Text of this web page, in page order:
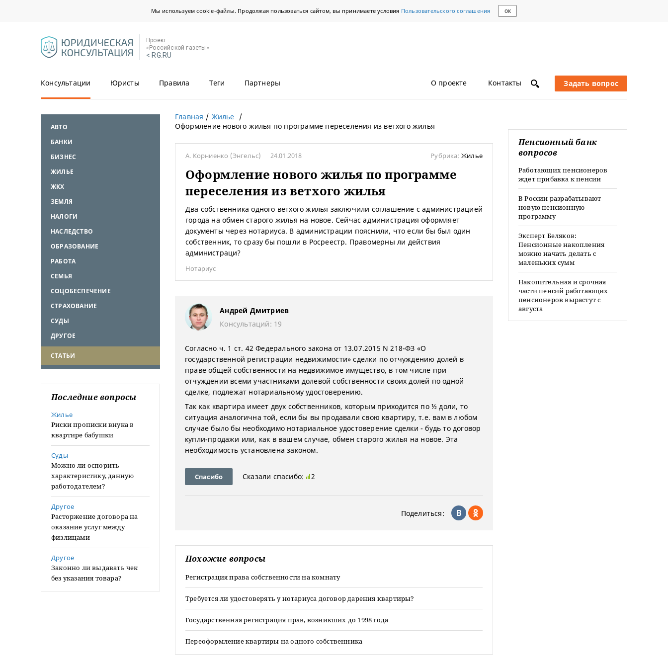
Мы используем cookie-файлы. Продолжая пользоваться сайтом, вы принимаете условия Пользовательского соглашения ОК
Проект
«Российской газеты»
< RG.RU
Консультации Юристы Правила Теги Партнеры О проекте Контакты Задать вопрос
АВТО
БАНКИ
БИЗНЕС
ЖИЛЬЕ
ЖКХ
ЗЕМЛЯ
НАЛОГИ
НАСЛЕДСТВО
ОБРАЗОВАНИЕ
РАБОТА
СЕМЬЯ
СОЦОБЕСПЕЧЕНИЕ
СТРАХОВАНИЕ
СУДЫ
ДРУГОЕ
СТАТЬИ
Последние вопросы
Жилье
Риски прописки внука в
квартире бабушки
Суды
Можно ли оспорить
характеристику, данную
работодателем?
Другое
Расторжение договора на
оказание услуг между
физлицами
Другое
Законно ли выдавать чек
без указания товара?
Главная
Жилье
Оформление нового жилья по программе переселения из ветхого жилья
А. Корниенко (Энгельс) 24.01.2018 Рубрика: Жилье
Оформление нового жилья по программе
переселения из ветхого жилья
Два собственника одного ветхого жилья заключили соглашение с администрацией
города на обмен старого жилья на новое. Сейчас администрация оформляет
документы через нотариуса. В администрации пояснили, что если бы был один
собственник, то сразу бы пошли в Росреестр. Правомерны ли действия
администраци?
Нотариус
Андрей Дмитриев
Консультаций: 19
Согласно ч. 1 ст. 42 Федерального закона от 13.07.2015 N 218-ФЗ «О
государственной регистрации недвижимости» сделки по отчуждению долей в
праве общей собственности на недвижимое имущество, в том числе при
отчуждении всеми участниками долевой собственности своих долей по одной
сделке, подлежат нотариальному удостоверению.
Так как квартира имеет двух собственников, которым приходится по ½ доли, то
ситуация аналогична той, если бы вы продавали свою квартиру, т.е. вам в любом
случае было бы необходимо нотариальное удостоверение сделки - будь то договор
купли-продажи или, как в вашем случае, обмен старого жилья на новое. Эта
необходимость установлена законом.
Спасибо Сказали спасибо: 2
Поделиться:
Похожие вопросы
Регистрация права собственности на комнату
Требуется ли удостоверять у нотариуса договор дарения квартиры?
Государственная регистрация прав, возникших до 1998 года
Переоформление квартиры на одного собственника
Пенсионный банк
вопросов
Работающих пенсионеров
ждет прибавка к пенсии
В России разрабатывают
новую пенсионную
программу
Эксперт Беляков:
Пенсионные накопления
можно начать делать с
маленьких сумм
Накопительная и срочная
части пенсий работающих
пенсионеров вырастут с
августа